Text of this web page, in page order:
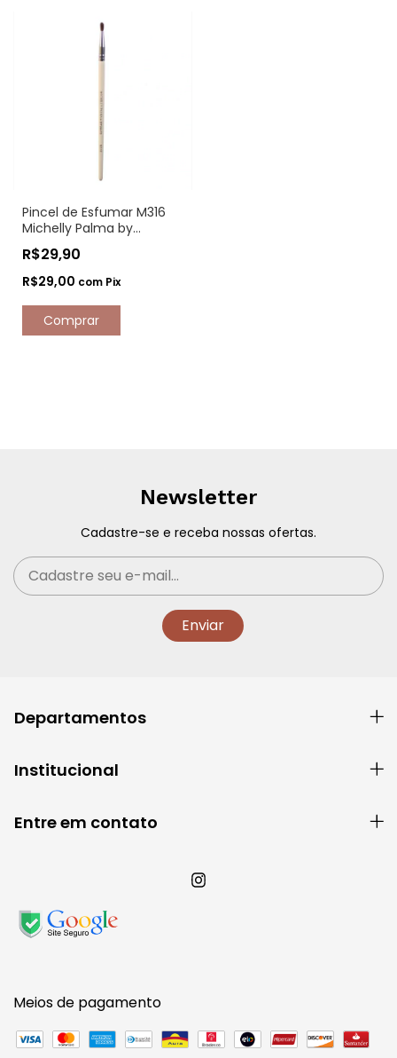
Pincel de Esfumar M316
Michelly Palma by
Sffumato
R$29,90
R$29,00 com Pix
Newsletter
Cadastre-se e receba nossas ofertas.
Departamentos
Institucional
Entre em contato
Meios de pagamento